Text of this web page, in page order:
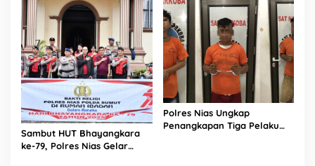
Sambut HUT Bhayangkara
ke-79, Polres Nias Gelar
Polres Nias Ungkap
Penangkapan Tiga Pelaku